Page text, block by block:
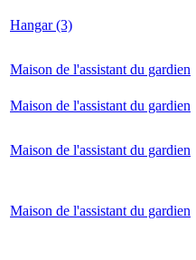
Hangar (3)
Maison de l'assistant du gardien
Maison de l'assistant du gardien
Maison de l'assistant du gardien
Maison de l'assistant du gardien